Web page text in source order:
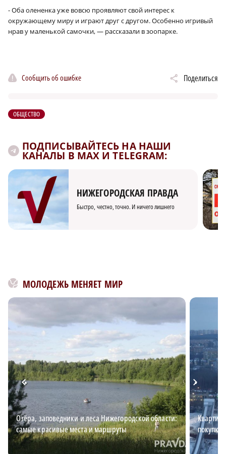
- Оба олененка уже вовсю проявляют свой интерес к
окружающему миру и играют друг с другом. Особенно игривый
нрав у маленькой самочки, — рассказали в зоопарке.
Сообщить об ошибке Поделиться
ОБЩЕСТВО
ПОДПИСЫВАЙТЕСЬ НА НАШИ
КАНАЛЫ В MAX И TELEGRAM:
НИЖЕГОРОДСКАЯ ПРАВДА
Быстро, честно, точно. И ничего лишнего
МОЛОДЕЖЬ МЕНЯЕТ МИР
Озёра, заповедники и леса Нижегородской области:
самые красивые места и маршруты